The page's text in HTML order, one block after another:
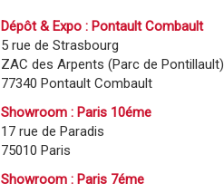
Dépôt & Expo : Pontault Combault
5 rue de Strasbourg
ZAC des Arpents (Parc de Pontillault)
77340 Pontault Combault
Showroom : Paris 10éme
17 rue de Paradis
75010 Paris
Showroom : Paris 7éme